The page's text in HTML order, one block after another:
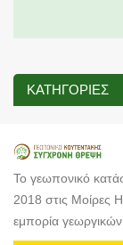
ΚΑΤΗΓΟΡΊΕΣ
Το γεωπονικό
2018 στις Μοίρες
εμπορία